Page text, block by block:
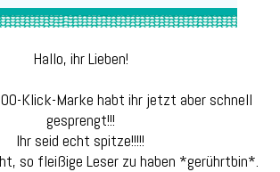
Weekly
Hallo, ihr Lieben!
Klick-Marke habt ihr jetzt aber schnell
gesprengt!!!
Ihr seid echt spitze!!!!!
so fleißige Leser zu haben *gerührtbin*.